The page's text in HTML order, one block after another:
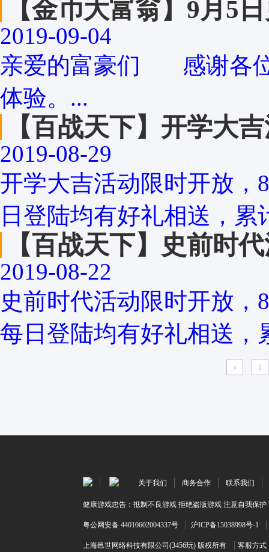
【金币大富翁】9月5
2019-09-04
亲爱的富豪们 感谢各位
体验。...
【百战天下】开学大
2019-08-29
开学大吉活动限时开放，
日登陆均有好礼相送，
【百战天下】史前时
2019-08-22
史前时代活动限时开放，
每日登陆均有好礼相送，
« 1
关于我们 商务合作 联系我们
健康游戏忠告：抵制不良游戏 拒绝盗版游戏 注意自我保
粤公网安备 44010602004337号 沪ICP备15038998号-1
上海邑世网络科技有限公司(3456玩) 版权所有 客服方式